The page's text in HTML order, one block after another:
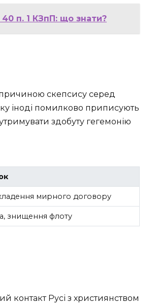
п. 1 КЗпП: що знати?
причиною скепсису серед
іноді помилково приписують
здобуту гегемонію
мирного договору
знищення флоту
контакт Русі з християнством